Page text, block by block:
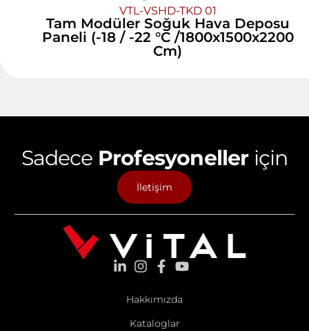
VTL-VSHD-TKD 01
Tam Modüler Soğuk Hava Deposu
Paneli (-18 / -22 °C /1800x1500x2200
Cm)
Sadece Profesyonelleriçin
İletişim
Hakkımızda
Kataloglar